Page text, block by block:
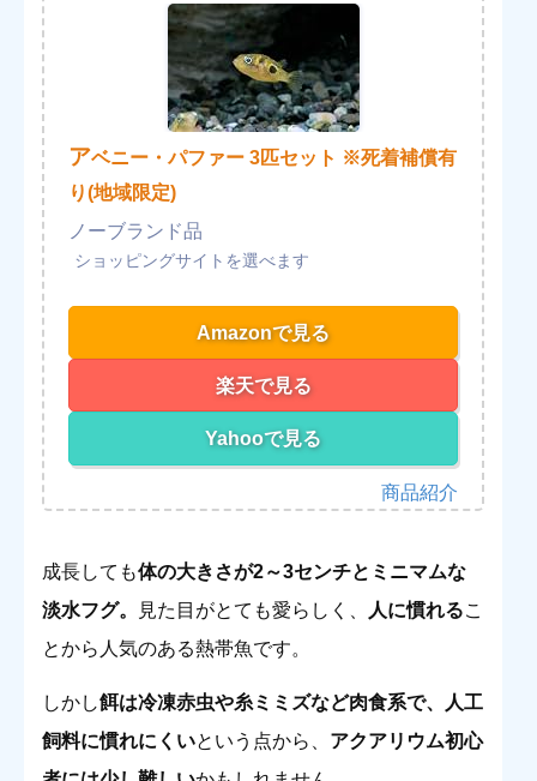
アベニー・パファー 3匹セット ※死着補償有
り(地域限定)
ノーブランド品
Amazonで見る
楽天で見る
Yahooで見る
成長しても体の大きさが2～3センチとミニマムな
淡水フグ。
見た目がとても愛らしく、 人に慣れるこ
とから人気のある熱帯魚です。
しかし餌は冷凍赤虫や糸ミミズなど肉食系で、人工
飼料に慣れにくいという点から、 アクアリウム初心